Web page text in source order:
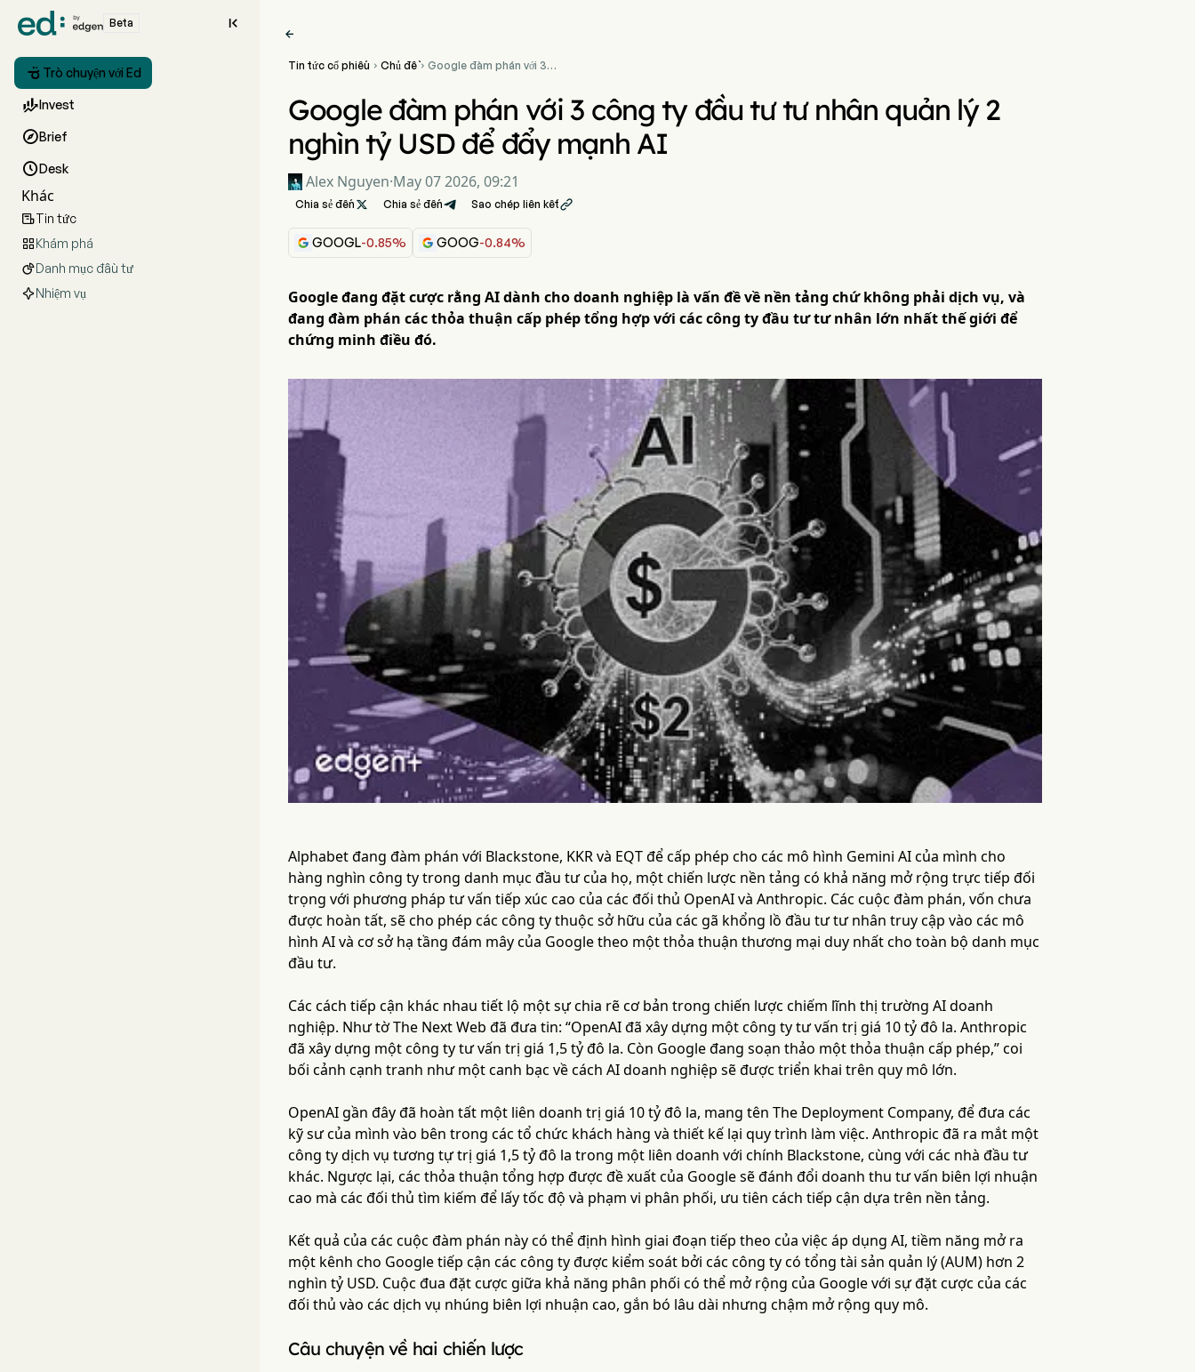
Beta 
 Trò chuyện với Ed
Invest
Brief
Desk
Khác
Tin tức
Khám phá
Danh mục đầu tư
Nhiệm vụ

Tin tức cổ phiếu  Chủ đề Google đàm phán với 3
mạnh AI
Google đàm phán với 3 công ty đầu tư tư nhân quản lý 2
nghìn tỷ USD để đẩy mạnh AI
Alex Nguyen·May 07 2026, 09:21
Chia sẻ đến  Chia sẻ đến Sao chép liên kết
GOOGL-0.85% GOOG-0.84%
Google đang đặt cược rằng AI dành cho doanh nghiệp là vấn đề về nền tảng chứ không phải dịch vụ, và
đang đàm phán các thỏa thuận cấp phép tổng hợp với các công ty đầu tư tư nhân lớn nhất thế giới để
chứng minh điều đó.
Alphabet đang đàm phán với Blackstone, KKR và EQT để cấp phép cho các mô hình Gemini AI của mình cho
hàng nghìn công ty trong danh mục đầu tư của họ, một chiến lược nền tảng có khả năng mở rộng trực tiếp đối
trọng với phương pháp tư vấn tiếp xúc cao của các đối thủ OpenAI và Anthropic. Các cuộc đàm phán, vốn chưa
được hoàn tất, sẽ cho phép các công ty thuộc sở hữu của các gã khổng lồ đầu tư tư nhân truy cập vào các mô
hình AI và cơ sở hạ tầng đám mây của Google theo một thỏa thuận thương mại duy nhất cho toàn bộ danh mục
đầu tư.
Các cách tiếp cận khác nhau tiết lộ một sự chia rẽ cơ bản trong chiến lược chiếm lĩnh thị trường AI doanh
nghiệp. Như tờ The Next Web đã đưa tin: “OpenAI đã xây dựng một công ty tư vấn trị giá 10 tỷ đô la. Anthropic
đã xây dựng một công ty tư vấn trị giá 1,5 tỷ đô la. Còn Google đang soạn thảo một thỏa thuận cấp phép,” coi
bối cảnh cạnh tranh như một canh bạc về cách AI doanh nghiệp sẽ được triển khai trên quy mô lớn.
OpenAI gần đây đã hoàn tất một liên doanh trị giá 10 tỷ đô la, mang tên The Deployment Company, để đưa các
kỹ sư của mình vào bên trong các tổ chức khách hàng và thiết kế lại quy trình làm việc. Anthropic đã ra mắt một
công ty dịch vụ tương tự trị giá 1,5 tỷ đô la trong một liên doanh với chính Blackstone, cùng với các nhà đầu tư
khác. Ngược lại, các thỏa thuận tổng hợp được đề xuất của Google sẽ đánh đổi doanh thu tư vấn biên lợi nhuận
cao mà các đối thủ tìm kiếm để lấy tốc độ và phạm vi phân phối, ưu tiên cách tiếp cận dựa trên nền tảng.
Kết quả của các cuộc đàm phán này có thể định hình giai đoạn tiếp theo của việc áp dụng AI, tiềm năng mở ra
một kênh cho Google tiếp cận các công ty được kiểm soát bởi các công ty có tổng tài sản quản lý (AUM) hơn 2
nghìn tỷ USD. Cuộc đua đặt cược giữa khả năng phân phối có thể mở rộng của Google với sự đặt cược của các
đối thủ vào các dịch vụ nhúng biên lợi nhuận cao, gắn bó lâu dài nhưng chậm mở rộng quy mô.
Câu chuyện về hai chiến lược